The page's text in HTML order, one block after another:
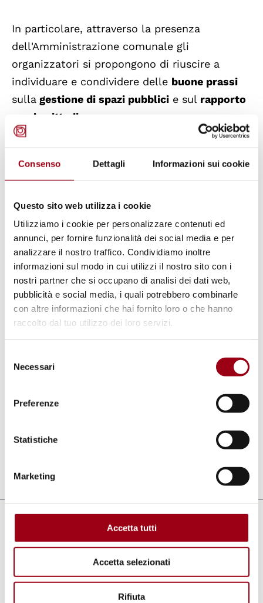
Consenso Dettagli Informazioni sui cookie
Questo sito web utilizza i cookie
Utilizziamo i cookie per personalizzare contenuti ed
annunci, per fornire funzionalità dei social media e per
analizzare il nostro traffico. Condividiamo inoltre
informazioni sul modo in cui utilizzi il nostro sito con i
nostri partner che si occupano di analisi dei dati web,
pubblicità e social media, i quali potrebbero combinarle
con altre informazioni che hai fornito loro o che hanno
raccolto dal tuo utilizzo dei loro servizi.
delNecessari
Preferenze
Statistiche
Marketing
Accetta tutti
Accetta selezionati
Rifiuta
In particolare, attraverso la presenza
dell'Amministrazione comunale gli
organizzatori si propongono di riuscire a
individuare e condividere delle buone prassi
sulla gestione di spazi pubblici e sul rapporto
con la cittadinanza
Inoltre, essendo il Festival dislocato e diffuso
in diverse zone della città, attraverso le più
laboratori, fumetti, teatro, fotografia, musica,
poesia, l’intento è di creare, nella casualità
dell'incontro con il cittadino, un'occasione di
conoscenza di problematiche ed esperienze
positive, promuovendo un' opportunità di
cambiamento, sia a livello di responsabilità
personale che di responsabilità condivisa, una
correttainformazione sui diritti umani
del cittadino nella promozione del benessere
Il festival è articolato su quattro giornate e
coinvolgerà tutta la città di Padova.
Aggiornato il:
Sportello Avvocato di strada - Padova